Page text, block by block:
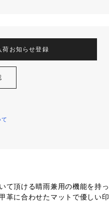
荷お知らせ登録
て頂ける晴雨兼用の機能を持っ
革に合わせたマットで優しい印